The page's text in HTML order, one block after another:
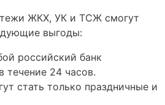
ЖКХ, УК и ТСЖ смогут
выгоды:
российский банк
течение 24 часов.
стать только праздничные и